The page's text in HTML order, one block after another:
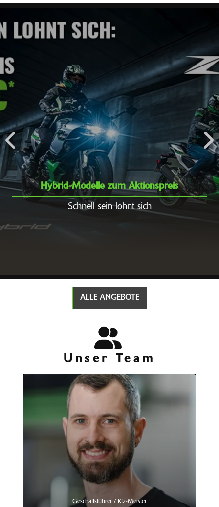
Hybrid-Modelle zum Aktionspreis
Schnell sein lohnt sich
ALLE ANGEBOTE
Unser Team
Geschäftsführer / Kfz-Meister